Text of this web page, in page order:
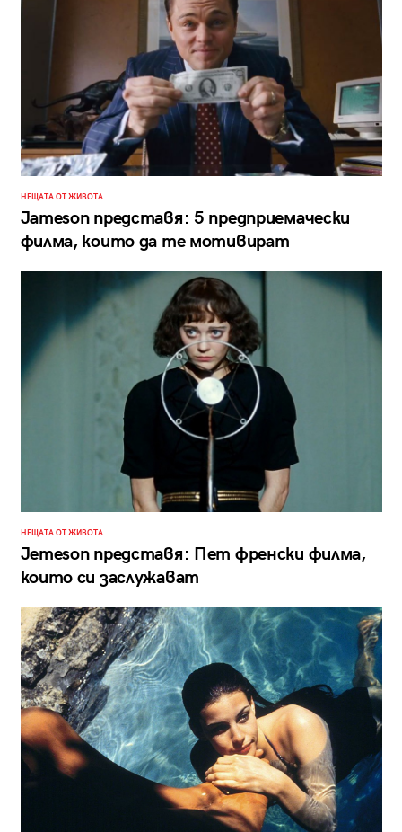
НЕЩАТА ОТ ЖИВОТА
Jameson представя: 5 предприемачески
филма, които да те мотивират
НЕЩАТА ОТ ЖИВОТА
Jemeson представя: Пет френски филма,
които си заслужават